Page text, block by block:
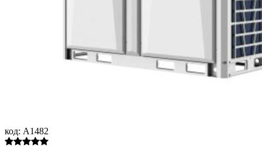
код: A1482